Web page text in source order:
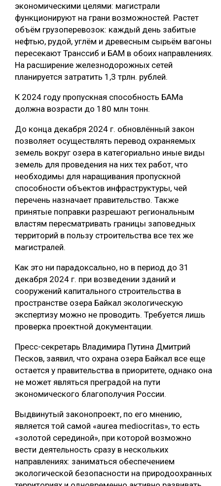
экономическими целями: магистрали
функционируют на грани возможностей. Растет
объём грузоперевозок: каждый день забитые
нефтью, рудой, углём и древесным сырьём вагоны
пересекают Транссиб и БАМ в обоих направлениях.
На расширение железнодорожных сетей
планируется затратить 1,3 трлн. рублей.
К 2024 году пропускная способность БАМа
должна возрасти до 180 млн тонн.
До конца декабря 2024 г. обновлённый закон
позволяет осуществлять перевод охраняемых
земель вокруг озера в категориально иные виды
земель для проведения на них тех работ, что
необходимы для наращивания пропускной
способности объектов инфраструктуры, чей
перечень назначает правительство. Также
принятые поправки разрешают региональным
властям пересматривать границы заповедных
территорий в пользу строительства все тех же
магистралей.
Как это ни парадоксально, но в период до 31
декабря 2024 г. при возведении зданий и
сооружений капитального строительства в
пространстве озера Байкал экологическую
экспертизу можно не проводить. Требуется лишь
проверка проектной документации.
Пресс-секретарь Владимира Путина Дмитрий
Песков, заявил, что охрана озера Байкал все еще
остается у правительства в приоритете, однако она
не может являться преградой на пути
экономического благополучия России.
Выдвинутый законопроект, по его мнению,
является той самой «aurea mediocritas», то есть
«золотой серединой», при которой возможно
вести деятельность сразу в нескольких
направлениях: заниматься обеспечением
экологической безопасности на природоохранных